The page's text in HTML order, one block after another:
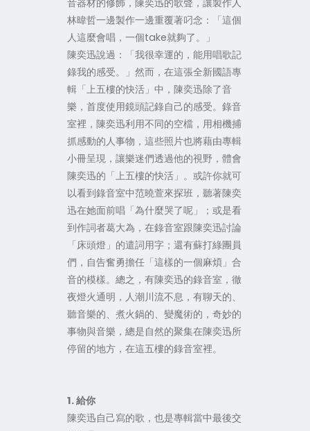
音器材的修飾，陳奕迅的歌聲，讓製作人
林暐哲一邊製作一邊重覆著叼念：「這個
人這麼會唱，一個take就夠了。」
陳奕迅說過：「我很幸運的，能用唱歌記
錄我的感受。」然而，在這張全新國語專
輯「上五樓的快活」中，陳奕迅除了音
樂，首度使用鏡頭記錄自己的感受。錄音
室裡，陳奕迅利用不同的空檔，用相機捕
抓感動的人事物，這些照片也將藉由專輯
小冊呈現，讓樂迷們透過他的視野，體會
陳奕迅的「上五樓的快活」。或許你就可
以看到錄音室中范曉萱來探班，聽著陳奕
迅在她面前唱「為什麼哭了呢」；或是看
到作詞者葛大為，在錄音室跟陳奕迅討論
「床頭燈」的遣詞用字；還有蘇打綠團員
們，自告奮勇擔任「這樣的一個麻煩」合
音的模樣。總之，有陳奕迅的錄音室，徹
夜燈火通明，人潮川流不息，有聊天的、
聽音樂的、煮火鍋的、變魔術的，奇妙的
事物與音樂，總是自然的聚集在陳奕迅所
停留的地方，在這五樓的錄音室裡。
1. 給你
陳奕迅自己寫的歌，也是專輯當中最後交